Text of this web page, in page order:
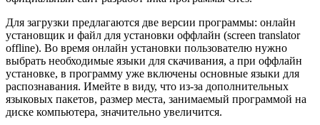
Для загрузки предлагаются две версии программы: онлайн
установщик и файл для установки оффлайн (screen translator
offline). Во время онлайн установки пользователю нужно
выбрать необходимые языки для скачивания, а при оффлайн
установке, в программу уже включены основные языки для
распознавания. Имейте в виду, что из-за дополнительных
языковых пакетов, размер места, занимаемый программой на
диске компьютера, значительно увеличится.